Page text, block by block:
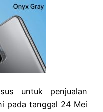
untuk penjualan
pada tanggal 24 Mei